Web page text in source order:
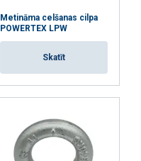
Metināma celšanas cilpa
POWERTEX LPW
Skatīt